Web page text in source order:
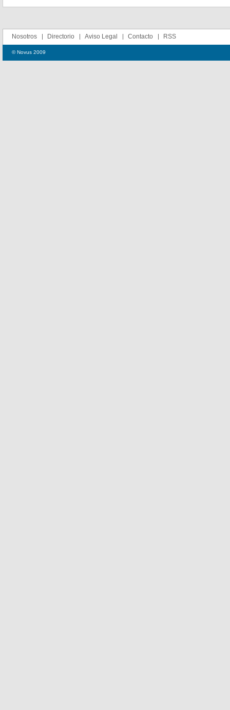
Nosotros Directorio Aviso Legal Contacto RSS
© Novus 2009